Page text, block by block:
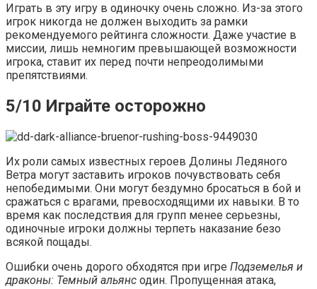
Играть в эту игру в одиночку очень сложно. Из-за этого
игрок никогда не должен выходить за рамки
рекомендуемого рейтинга сложности. Даже участие в
миссии, лишь немногим превышающей возможности
игрока, ставит их перед почти непреодолимыми
препятствиями.
5/10 Играйте осторожно
Их роли самых известных героев Долины Ледяного
Ветра могут заставить игроков почувствовать себя
непобедимыми. Они могут бездумно бросаться в бой и
сражаться с врагами, превосходящими их навыки. В то
время как последствия для групп менее серьезны,
одиночные игроки должны терпеть наказание безо
всякой пощады.
Ошибки очень дорого обходятся при игре Подземелья и
драконы: Темный альянс один. Пропущенная атака,